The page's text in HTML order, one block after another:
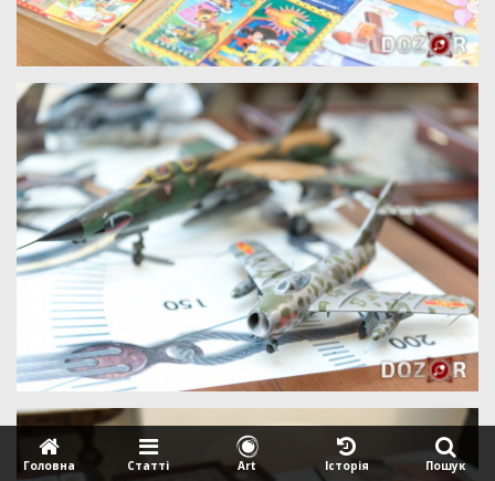
Головна Статтi Art Iсторiя Пошук